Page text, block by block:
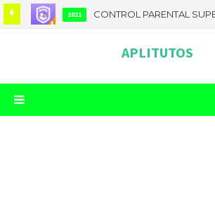
2021 CONTROL PARENTAL
APLITUTOS